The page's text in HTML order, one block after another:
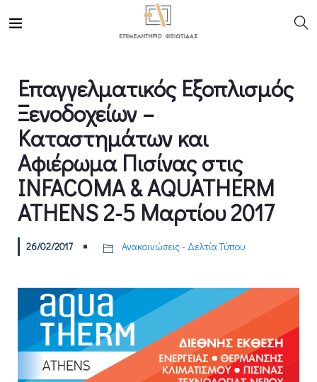
Επαγγελματικός Εξοπλισμός
Ξενοδοχείων –
Καταστημάτων και
Αφιέρωμα Πισίνας στις
INFACOMA & AQUATHERM
ATHENS 2-5 Μαρτίου 2017
26/02/2017 Ανακοινώσεις - Δελτία Τύπου